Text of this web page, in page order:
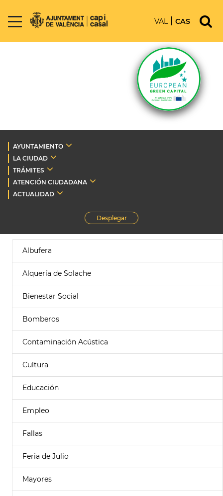
VAL CAS
AYUNTAMIENTO
LA CIUDAD
TRÁMITES
ATENCIÓN CIUDADANA
ACTUALIDAD
Desplegar
Albufera
Alquería de Solache
Bienestar Social
Bomberos
Contaminación Acústica
Cultura
Educación
Empleo
Fallas
Feria de Julio
Mayores